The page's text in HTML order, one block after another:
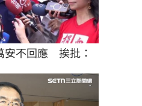
不回應　挨批：